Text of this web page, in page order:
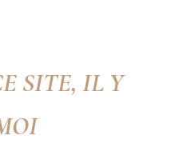
SITE, IL Y